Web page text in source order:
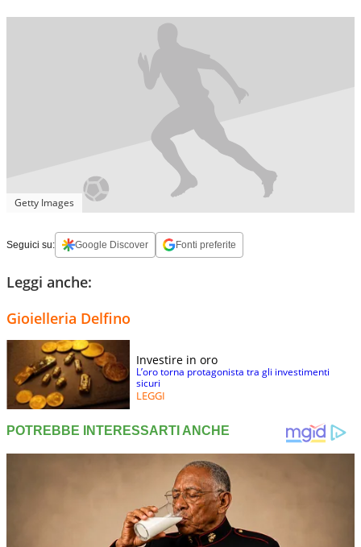
Getty Images
Seguici su: Google Discover Fonti preferite
Leggi anche:
Gioielleria Delfino
Investire in oro
L’oro torna protagonista tra gli investimenti
sicuri
LEGGI